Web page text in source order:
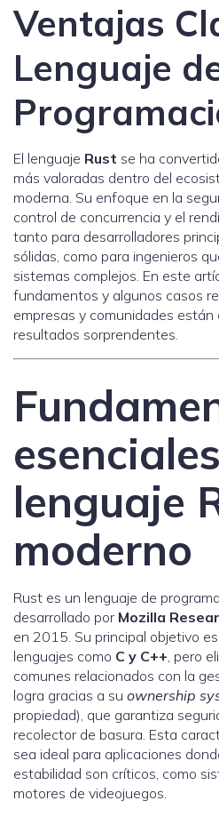
Ventajas
Lenguaje
El lenguaje Rust se ha
más valoradas dentro del
moderna. Su enfoque en la
control de concurrencia y el
tanto para desarrolladores
sólidas, como para ingenieros
sistemas complejos. En este
fundamentos y algunos casos
empresas y comunidades
resultados sorprendentes.
lenguaje
moderno
Rust es un lenguaje de
desarrollado por Mozilla
en 2015. Su principal objetivo
lenguajes como C y C++, pero
comunes relacionados con la
logra gracias a su ownership
propiedad), que garantiza
recolector de basura. Esta
sea ideal para aplicaciones
estabilidad son críticos, como
motores de videojuegos.